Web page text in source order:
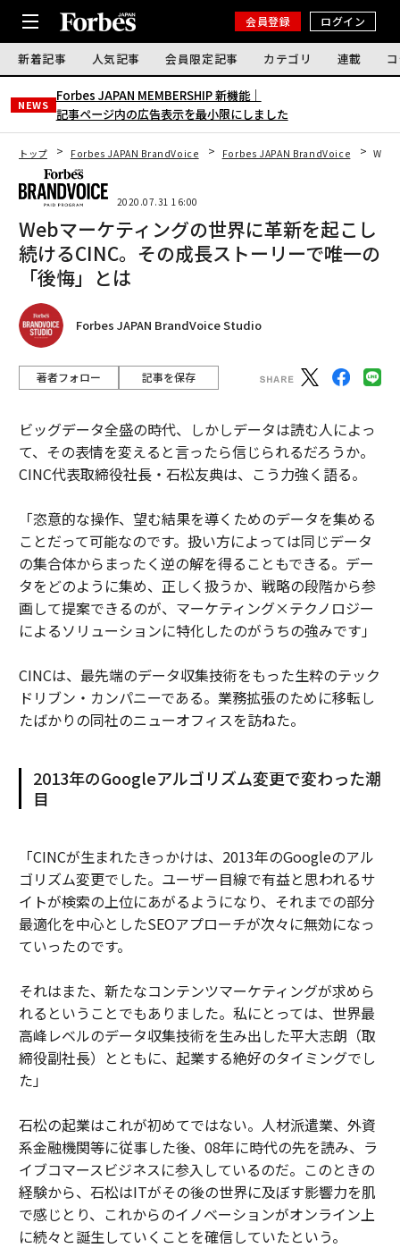
会員登録 ログイン
新着記事 人気記事 会員限定記事 カテゴリ 連載
NEWS
Forbes JAPAN MEMBERSHIP 新機能｜
記事ページ内の広告表示を最小限にしました
トップ Forbes JAPAN BrandVoice Forbes JAPAN BrandVoice Web
2020.07.31 16:00
Webマーケティングの世界に革新を起こし
続けるCINC。その成長ストーリーで唯一の
「後悔」とは
Forbes JAPAN BrandVoice Studio
著者フォロー 記事を保存
ビッグデータ全盛の時代、しかしデータは読む人によっ
て、その表情を変えると言ったら信じられるだろうか。
CINC代表取締役社長・石松友典は、こう力強く語る。
「恣意的な操作、望む結果を導くためのデータを集める
ことだって可能なのです。扱い方によっては同じデータ
の集合体からまったく逆の解を得ることもできる。デー
タをどのように集め、正しく扱うか、戦略の段階から参
画して提案できるのが、マーケティング×テクノロジー
によるソリューションに特化したのがうちの強みです」
CINCは、最先端のデータ収集技術をもった生粋のテック
ドリブン・カンパニーである。業務拡張のために移転し
たばかりの同社のニューオフィスを訪ねた。
2013年のGoogleアルゴリズム変更で変わった潮
目
「CINCが生まれたきっかけは、2013年のGoogleのアル
ゴリズム変更でした。ユーザー目線で有益と思われるサ
イトが検索の上位にあがるようになり、それまでの部分
最適化を中心としたSEOアプローチが次々に無効になっ
ていったのです。
それはまた、新たなコンテンツマーケティングが求めら
れるということでもありました。私にとっては、世界最
高峰レベルのデータ収集技術を生み出した平大志朗（取
締役副社長）とともに、起業する絶好のタイミングでし
た」
石松の起業はこれが初めてではない。人材派遣業、外資
系金融機関等に従事した後、08年に時代の先を読み、ラ
イブコマースビジネスに参入しているのだ。このときの
経験から、石松はITがその後の世界に及ぼす影響力を肌
で感じとり、これからのイノベーションがオンライン上
に続々と誕生していくことを確信していたという。